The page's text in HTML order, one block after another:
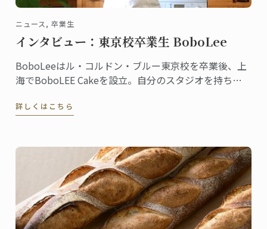
ニュース, 卒業生
インタビュー：東京校卒業生 BoboLee
BoboLeeはル・コルドン・ブルー東京校を卒業後、上
海でBoboLEE Cakeを設立。自分のスタジオを持ち、
しています。
詳しくはこちら